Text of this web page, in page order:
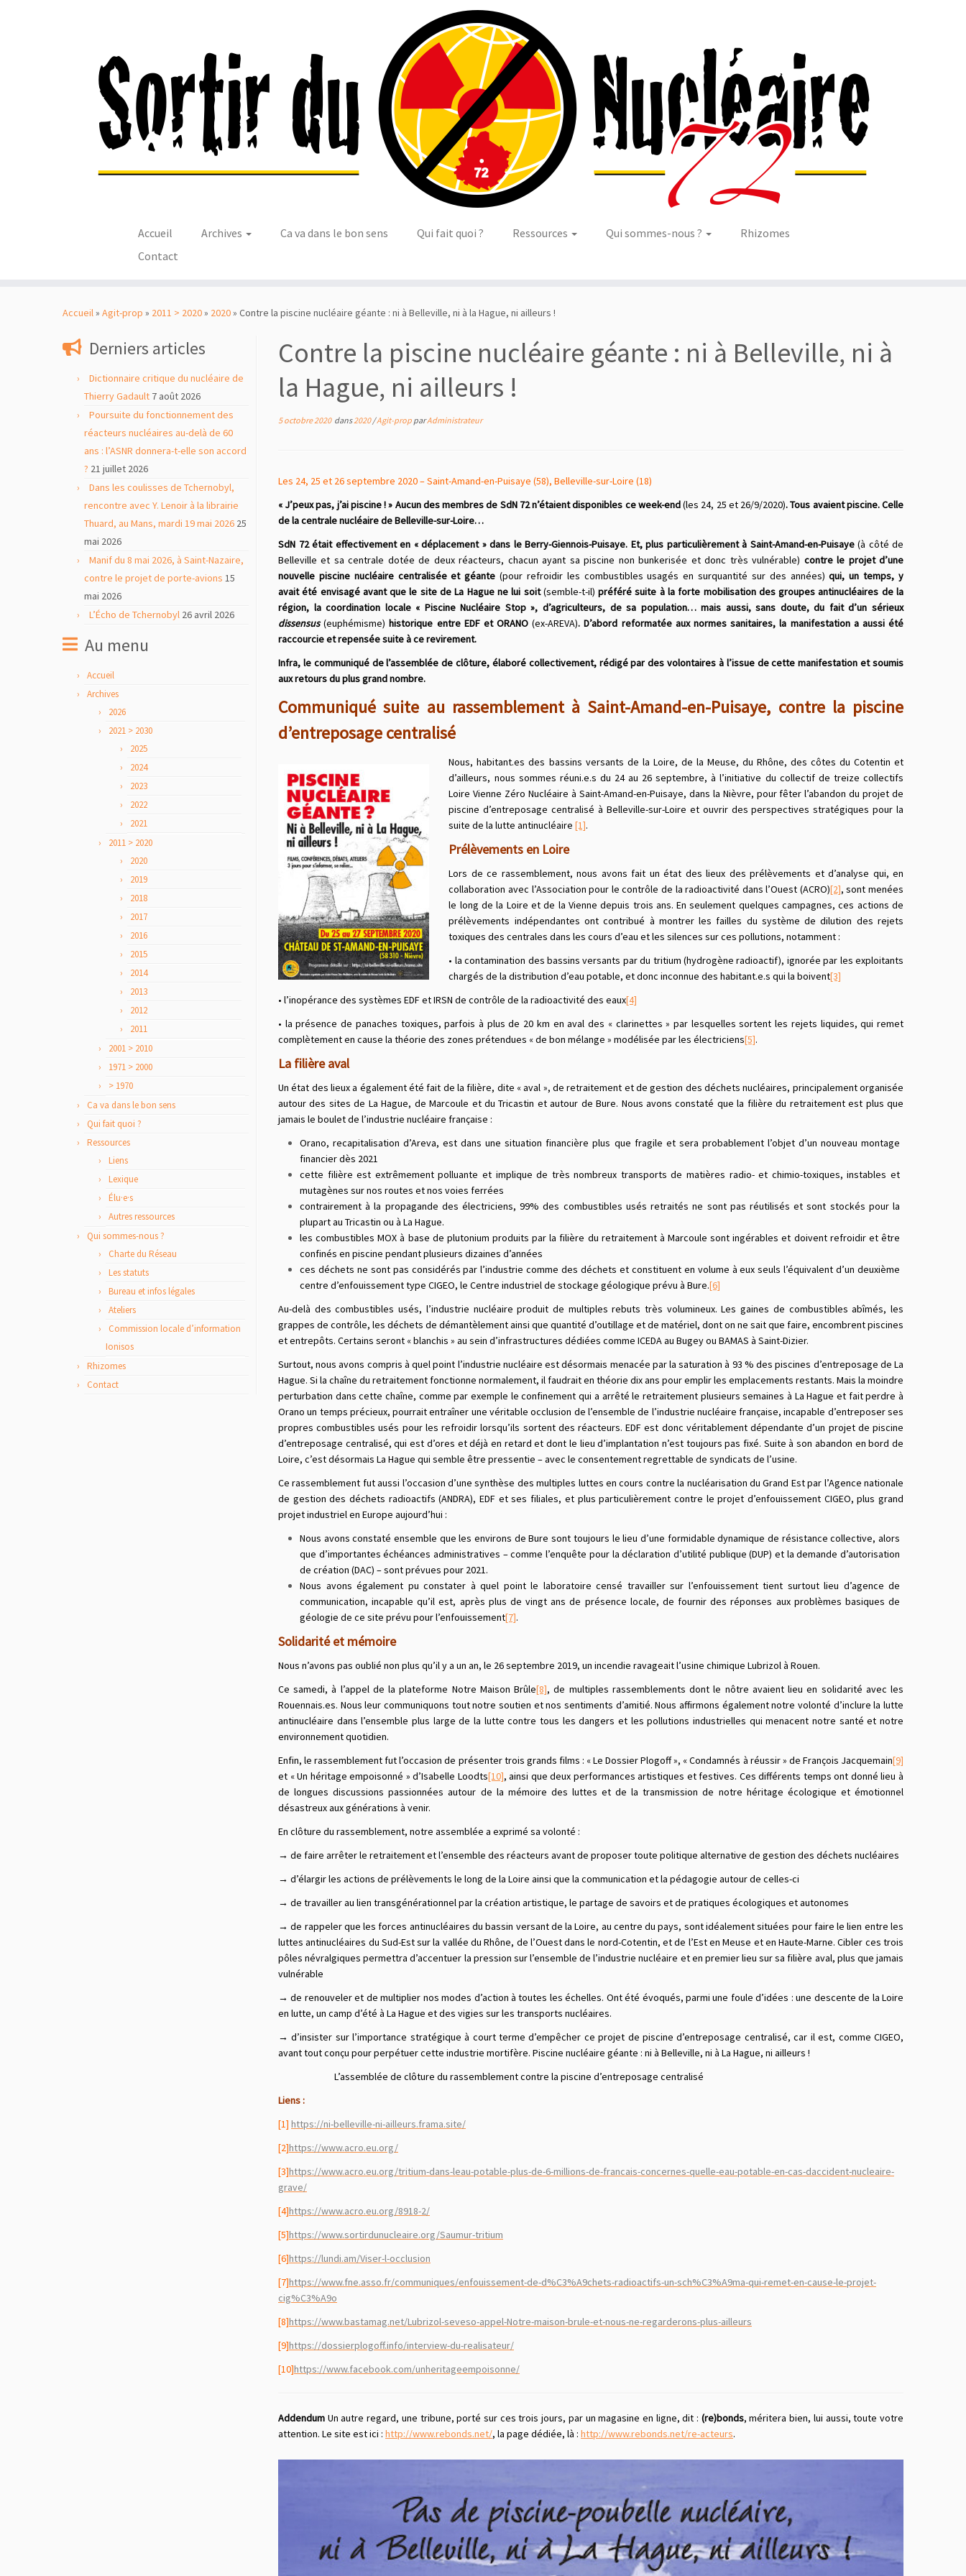
Accueil Archives Ca va dans le bon sens Qui fait quoi ? Ressources Qui sommes-nous ?
Rhizomes
Contact
Accueil» Agit-prop » 2011 > 2020» 2020» Contre la piscine nucléaire géante : ni à Belleville, ni à la Hague, ni ailleurs !
Derniers articles
Dictionnaire critique du nucléaire de
Thierry Gadault 7 août 2026
Poursuite du fonctionnement des
réacteurs nucléaires au-delà de 60
ans : l’ASNR donnera-t-elle son accord
? 21 juillet 2026
Dans les coulisses de Tchernobyl,
rencontre avec Y. Lenoir à la librairie
Thuard, au Mans, mardi 19 mai 2026 25
mai 2026
Manif du 8 mai 2026, à Saint-Nazaire,
contre le projet de porte-avions 15
mai 2026
L’Écho de Tchernobyl 26 avril 2026
Au menu
Accueil
Archives
2026
2021 > 2030
2025
2024
2023
2022
2021
2011 > 2020
2020
2019
2018
2017
2016
2015
2014
2013
2012
2011
2001 > 2010
1971 > 2000
> 1970
Ca va dans le bon sens
Qui fait quoi ?
Ressources
Liens
Lexique
Élu·e·s
Autres ressources
Qui sommes-nous ?
Charte du Réseau
Les statuts
Bureau et infos légales
Ateliers
Commission locale d’information
Ionisos
Rhizomes
Contact
Contre la piscine nucléaire géante : ni à Belleville, ni à
la Hague, ni ailleurs !
5 octobre 2020dans2020/Agit-prop parAdministrateur
Les 24, 25 et 26 septembre 2020 – Saint-Amand-en-Puisaye (58), Belleville-sur-Loire (18)
« J’peux pas, j’ai piscine ! » Aucun des membres de SdN 72 n’étaient disponibles ce week-end(les 24, 25 et 26/9/2020). Tous avaient piscine. Celle
de la centrale nucléaire de Belleville-sur-Loire…
SdN 72 était effectivement en « déplacement » dans le Berry-Giennois-Puisaye. Et, plus particulièrement à Saint-Amand-en-Puisaye(à côté de
Belleville et sa centrale dotée de deux réacteurs, chacun ayant sa piscine non bunkerisée et donc très vulnérable) contre le projet d’une
nouvelle piscine nucléaire centraliséeet géante(pour refroidir les combustibles usagés en surquantité sur des années) qui, un temps, y
avait été envisagé avant que le site de La Hague ne lui soit(semble-t-il) préféré suite à la forte mobilisation des groupes antinucléaires de la
région, la coordination locale « Piscine Nucléaire Stop », d’agriculteurs, de sa population… mais aussi, sans doute, du fait d’un sérieux
dissensus (euphémisme)historique entre EDF et ORANO(ex-AREVA).D’abord reformatée aux normes sanitaires, la manifestation a aussi été
raccourcie et repenséesuite à ce revirement.
Infra, le communiqué de l’assemblée de clôture, élaborécollectivement, rédigé par des volontaires à l’issue de cettemanifestation et soumis
aux retours du plus grand nombre.
Communiqué suite au rassemblement à Saint-Amand-en-Puisaye, contre la piscine
d’entreposage centralisé
Nous, habitant.es des bassins versants de la Loire, de la Meuse, du Rhône, des côtes du Cotentin et
d’ailleurs, nous sommes réuni.e.s du 24 au 26 septembre, à l’initiative du collectif de treize collectifs
Loire Vienne Zéro Nucléaire à Saint-Amand-en-Puisaye, dans la Nièvre, pour fêter l’abandon du projet de
piscine d’entreposage centralisé à Belleville-sur-Loire et ouvrir des perspectives stratégiques pour la
suite de la lutte antinucléaire [1].
Prélèvements en Loire
Lors de ce rassemblement, nous avons fait un état des lieux des prélèvements et d’analyse qui, en
collaboration avec l’Association pour le contrôle de la radioactivité dans l’Ouest (ACRO)[2], sont menées
le long de la Loire et de la Vienne depuis trois ans. En seulement quelques campagnes, ces actions de
prélèvements indépendantes ont contribué à montrer les failles du système de dilution des rejets
toxiques des centrales dans les cours d’eau et les silences sur ces pollutions, notamment :
• la contamination des bassins versants par du tritium (hydrogène radioactif), ignorée par les exploitants
chargés de la distribution d’eau potable, et donc inconnue des habitant.e.s qui la boivent[3]
• l’inopérance des systèmes EDF et IRSN de contrôle de la radioactivité des eaux[4]
• la présence de panaches toxiques, parfois à plus de 20 km en aval des « clarinettes » par lesquelles sortent les rejets liquides, qui remet
complètement en cause la théorie des zones prétendues « de bon mélange » modélisée par les électriciens[5].
La filière aval
Un état des lieux a également été fait de la filière, dite « aval », de retraitement et de gestion des déchets nucléaires, principalement organisée
autour des sites de La Hague, de Marcoule et du Tricastin et autour de Bure. Nous avons constaté que la filière du retraitement est plus que
jamais le boulet de l’industrie nucléaire française :
Orano, recapitalisation d’Areva, est dans une situation financière plus que fragile et sera probablement l’objet d’un nouveau montage
financier dès 2021
cette filière est extrêmement polluante et implique de très nombreux transports de matières radio- et chimio-toxiques, instables et
mutagènes sur nos routes et nos voies ferrées
contrairement à la propagande des électriciens, 99% des combustibles usés retraités ne sont pas réutilisés et sont stockés pour la
plupart au Tricastin ou à La Hague.
les combustibles MOX à base de plutonium produits par la filière du retraitement à Marcoule sont ingérables et doivent refroidir et être
confinés en piscine pendant plusieurs dizaines d’années
ces déchets ne sont pas considérés par l’industrie comme des déchets et constituent en volume à eux seuls l’équivalent d’un deuxième
centre d’enfouissement type CIGEO, le Centre industriel de stockage géologique prévu à Bure.[6]
Au-delà des combustibles usés, l’industrie nucléaire produit de multiples rebuts très volumineux. Les gaines de combustibles abîmés, les
grappes de contrôle, les déchets de démantèlement ainsi que quantité d’outillage et de matériel, dont on ne sait que faire, encombrent piscines
et entrepôts. Certains seront « blanchis » au sein d’infrastructures dédiées comme ICEDA au Bugey ou BAMAS à Saint-Dizier.
Surtout, nous avons compris à quel point l’industrie nucléaire est désormais menacée par la saturation à 93 % des piscines d’entreposage de La
Hague. Si la chaîne du retraitement fonctionne normalement, il faudrait en théorie dix ans pour emplir les emplacements restants. Mais la moindre
perturbation dans cette chaîne, comme par exemple le confinement qui a arrêté le retraitement plusieurs semaines à La Hague et fait perdre à
Orano un temps précieux, pourrait entraîner une véritable occlusion de l’ensemble de l’industrie nucléaire française, incapable d’entreposer ses
propres combustibles usés pour les refroidir lorsqu’ils sortent des réacteurs. EDF est donc véritablement dépendante d’un projet de piscine
d’entreposage centralisé, qui est d’ores et déjà en retard et dont le lieu d’implantation n’est toujours pas fixé. Suite à son abandon en bord de
Loire, c’est désormais La Hague qui semble être pressentie – avec le consentement regrettable de syndicats de l’usine.
Ce rassemblement fut aussi l’occasion d’une synthèse des multiples luttes en cours contre la nucléarisation du Grand Est par l’Agence nationale
de gestion des déchets radioactifs (ANDRA), EDF et ses filiales, et plus particulièrement contre le projet d’enfouissement CIGEO, plus grand
projet industriel en Europe aujourd’hui :
Nous avons constaté ensemble que les environs de Bure sont toujours le lieu d’une formidable dynamique de résistance collective, alors
que d’importantes échéances administratives – comme l’enquête pour la déclaration d’utilité publique (DUP) et la demande d’autorisation
de création (DAC) – sont prévues pour 2021.
Nous avons également pu constater à quel point le laboratoire censé travailler sur l’enfouissement tient surtout lieu d’agence de
communication, incapable qu’il est, après plus de vingt ans de présence locale, de fournir des réponses aux problèmes basiques de
géologie de ce site prévu pour l’enfouissement[7].
Solidarité et mémoire
Nous n’avons pas oublié non plus qu’il y a un an, le 26 septembre 2019, un incendie ravageait l’usine chimique Lubrizol à Rouen.
Ce samedi, à l’appel de la plateforme Notre Maison Brûle[8], de multiples rassemblements dont le nôtre avaient lieu en solidarité avec les
Rouennais.es. Nous leur communiquons tout notre soutien et nos sentiments d’amitié. Nous affirmons également notre volonté d’inclure la lutte
antinucléaire dans l’ensemble plus large de la lutte contre tous les dangers et les pollutions industrielles qui menacent notre santé et notre
environnement quotidien.
Enfin, le rassemblement fut l’occasion de présenter trois grands films : « Le Dossier Plogoff », « Condamnés à réussir » de François Jacquemain[9]
et « Un héritage empoisonné » d’Isabelle Loodts[10], ainsi que deux performances artistiques et festives. Ces différents temps ont donné lieu à
de longues discussions passionnées autour de la mémoire des luttes et de la transmission de notre héritage écologique et émotionnel
désastreux aux générations à venir.
En clôture du rassemblement, notre assemblée a exprimé sa volonté :
→ de faire arrêter le retraitement et l’ensemble des réacteurs avant de proposer toute politique alternative de gestion des déchets nucléaires
→ d’élargir les actions de prélèvements le long de la Loire ainsi que la communication et la pédagogie autour de celles-ci
→ de travailler au lien transgénérationnel par la création artistique, le partage de savoirs et de pratiques écologiques et autonomes
→ de rappeler que les forces antinucléaires du bassin versant de la Loire, au centre du pays, sont idéalement situées pour faire le lien entre les
luttes antinucléaires du Sud-Est sur la vallée du Rhône, de l’Ouest dans le nord-Cotentin, et de l’Est en Meuse et en Haute-Marne. Cibler ces trois
pôles névralgiques permettra d’accentuer la pression sur l’ensemble de l’industrie nucléaire et en premier lieu sur sa filière aval, plus que jamais
vulnérable
→ de renouveler et de multiplier nos modes d’action à toutes les échelles. Ont été évoqués, parmi une foule d’idées : une descente de la Loire
en lutte, un camp d’été à La Hague et des vigies sur les transports nucléaires.
→ d’insister sur l’importance stratégique à court terme d’empêcher ce projet de piscine d’entreposage centralisé, car il est, comme CIGEO,
avant tout conçu pour perpétuer cette industrie mortifère. Piscine nucléaire géante : ni à Belleville, ni à La Hague, ni ailleurs !
L’assemblée de clôture du rassemblement contre la piscine d’entreposage centralisé
Liens :
[1] https://ni-belleville-ni-ailleurs.frama.site/
[2]https://www.acro.eu.org/
[3]https://www.acro.eu.org/tritium-dans-leau-potable-plus-de-6-millions-de-francais-concernes-quelle-eau-potable-en-cas-daccident-nucleaire-
grave/
[4]https://www.acro.eu.org/8918-2/
[5]https://www.sortirdunucleaire.org/Saumur-tritium
[6]https://lundi.am/Viser-l-occlusion
[7]https://www.fne.asso.fr/communiques/enfouissement-de-d%C3%A9chets-radioactifs-un-sch%C3%A9ma-qui-remet-en-cause-le-projet-
cig%C3%A9o
[8]https://www.bastamag.net/Lubrizol-seveso-appel-Notre-maison-brule-et-nous-ne-regarderons-plus-ailleurs
[9]https://dossierplogoff.info/interview-du-realisateur/
[10]https://www.facebook.com/unheritageempoisonne/
Addendum Un autre regard, une tribune, porté sur ces trois jours, par un magasine en ligne, dit : (re)bonds, méritera bien, lui aussi, toute votre
attention. Le site est ici : http://www.rebonds.net/, la page dédiée, là : http://www.rebonds.net/re-acteurs.